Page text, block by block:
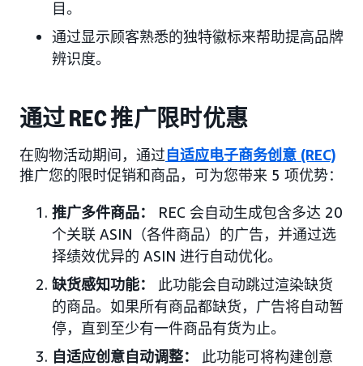
目。
通过显示顾客熟悉的独特徽标来帮助提高品牌
辨识度。
通过 REC 推广限时优惠
在购物活动期间，通过自适应电子商务创意 (REC)
推广您的限时促销和商品，可为您带来 5 项优势：
推广多件商品：
REC 会自动生成包含多达 20
个关联 ASIN（各件商品）的广告，并通过选
择绩效优异的 ASIN 进行自动优化。
缺货感知功能：
此功能会自动跳过渲染缺货
的商品。如果所有商品都缺货，广告将自动暂
停，直到至少有一件商品有货为止。
自适应创意自动调整：
此功能可将构建创意